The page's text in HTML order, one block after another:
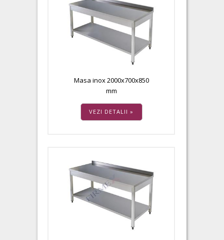
Masa inox 2000x700x850
mm
VEZI DETALII »